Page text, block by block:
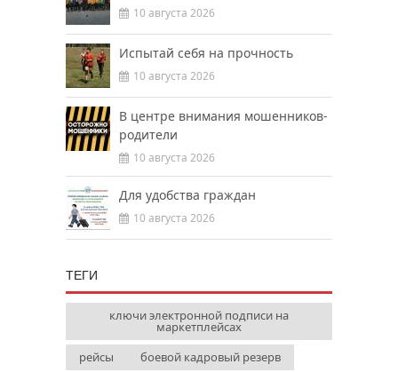
10 августа 2026
Испытай себя на прочность
10 августа 2026
В центре внимания мошенников-
родители
10 августа 2026
Для удобства граждан
10 августа 2026
ТЕГИ
ключи электронной подписи на
маркетплейсах
рейсы
боевой кадровый резерв